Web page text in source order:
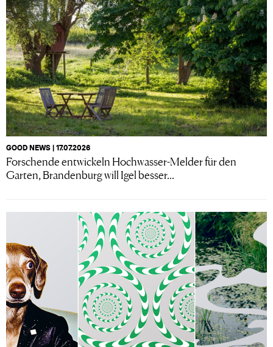
GOOD NEWS | 17.07.2026
Forschende entwickeln Hochwasser-Melder für den
Garten, Brandenburg will Igel besser...